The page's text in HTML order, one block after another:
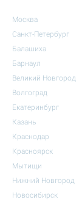
Москва
Санкт-Петербург
Балашиха
Барнаул
Великий Новгород
Волгоград
Екатеринбург
Казань
Краснодар
Красноярск
Мытищи
Нижний Новгород
Новосибирск